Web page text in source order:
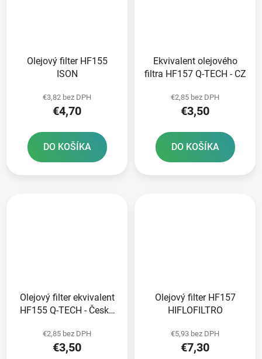
Olejový filter HF155
ISON
€3,82 bez DPH
€4,70
DO KOŠÍKA
Ekvivalent olejového
filtra HF157 Q-TECH - CZ
€2,85 bez DPH
€3,50
DO KOŠÍKA
Olejový filter ekvivalent
HF155 Q-TECH - Česká
€2,85 bez DPH
€3,50
Olejový filter HF157
HIFLOFILTRO
€5,93 bez DPH
€7,30